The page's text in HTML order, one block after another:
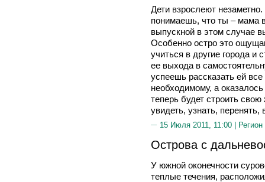
Дети взрослеют
понимаешь, что ты – мама
выпускной в этом случае
Особенно остро это
учиться в другие города и
ее выхода в
успеешь рассказать ей
необходимому, а
теперь будет строить свою
увидеть, узнать, перенять,
15 Июля 2011, 11:00 |
Острова с
У южной оконечности
теплые течения,